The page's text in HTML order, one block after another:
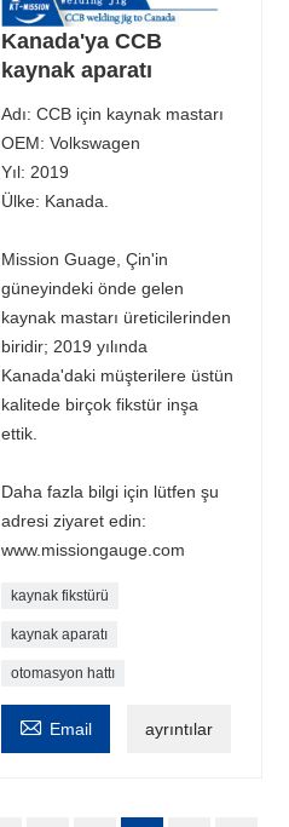
Kanada'ya CCB
kaynak aparatı
Adı: CCB için kaynak mastarı
OEM: Volkswagen
Yıl: 2019
Ülke: Kanada.
Mission Guage, Çin'in
güneyindeki önde gelen
kaynak mastarı üreticilerinden
biridir; 2019 yılında
Kanada'daki müşterilere üstün
kalitede birçok fikstür inşa
ettik.
Daha fazla bilgi için lütfen şu
adresi ziyaret edin:
www.missiongauge.com
kaynak fikstürü
kaynak aparatı
otomasyon hattı
 Email ayrıntılar